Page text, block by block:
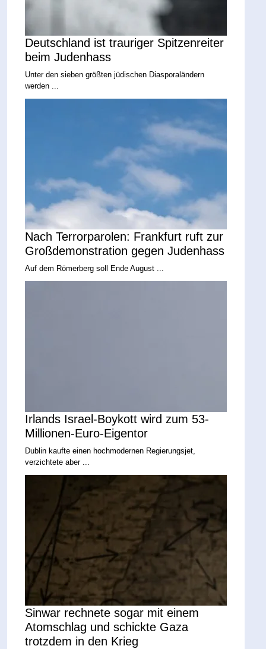
Deutschland ist trauriger Spitzenreiter
beim Judenhass
Unter den sieben größten jüdischen Diasporaländern
werden ...
Nach Terrorparolen: Frankfurt ruft zur
Großdemonstration gegen Judenhass
Auf dem Römerberg soll Ende August ...
Irlands Israel-Boykott wird zum 53-
Millionen-Euro-Eigentor
Dublin kaufte einen hochmodernen Regierungsjet,
verzichtete aber ...
Sinwar rechnete sogar mit einem
Atomschlag und schickte Gaza
trotzdem in den Krieg